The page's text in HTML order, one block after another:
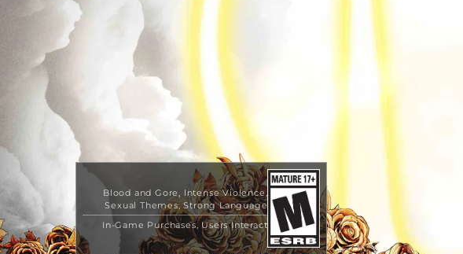
Blood and Gore
Intense Violence
Sexual Themes Strong Language
In-Game Purchases Users Interact